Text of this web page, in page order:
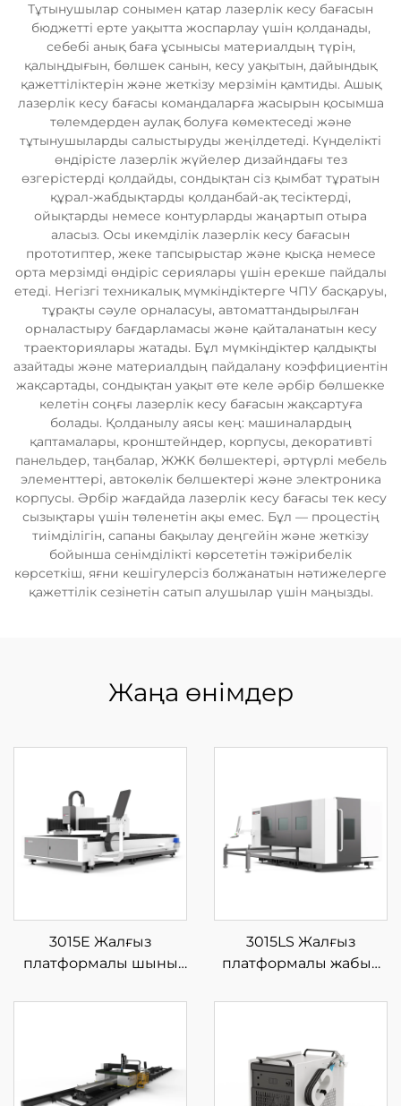
Тұтынушылар сонымен қатар лазерлік кесу бағасын
бюджетті ерте уақытта жоспарлау үшін қолданады,
себебі анық баға ұсынысы материалдың түрін,
қалыңдығын, бөлшек санын, кесу уақытын, дайындық
қажеттіліктерін және жеткізу мерзімін қамтиды. Ашық
лазерлік кесу бағасы командаларға жасырын қосымша
төлемдерден аулақ болуға көмектеседі және
тұтынушыларды салыстыруды жеңілдетеді. Күнделікті
өндірісте лазерлік жүйелер дизайндағы тез
өзгерістерді қолдайды, сондықтан сіз қымбат тұратын
құрал-жабдықтарды қолданбай-ақ тесіктерді,
ойықтарды немесе контурларды жаңартып отыра
аласыз. Осы икемділік лазерлік кесу бағасын
прототиптер, жеке тапсырыстар және қысқа немесе
орта мерзімді өндіріс сериялары үшін ерекше пайдалы
етеді. Негізгі техникалық мүмкіндіктерге ЧПУ басқаруы,
тұрақты сәуле орналасуы, автоматтандырылған
орналастыру бағдарламасы және қайталанатын кесу
траекториялары жатады. Бұл мүмкіндіктер қалдықты
азайтады және материалдың пайдалану коэффициентін
жақсартады, сондықтан уақыт өте келе әрбір бөлшекке
келетін соңғы лазерлік кесу бағасын жақсартуға
болады. Қолданылу аясы кең: машиналардың
қаптамалары, кронштейндер, корпусы, декоративті
панельдер, таңбалар, ЖЖК бөлшектері, әртүрлі мебель
элементтері, автокөлік бөлшектері және электроника
корпусы. Әрбір жағдайда лазерлік кесу бағасы тек кесу
сызықтары үшін төленетін ақы емес. Бұл — процестің
тиімділігін, сапаны бақылау деңгейін және жеткізу
бойынша сенімділікті көрсететін тәжірибелік
көрсеткіш, яғни кешігулерсіз болжанатын нәтижелерге
қажеттілік сезінетін сатып алушылар үшін маңызды.
Жаңа өнімдер
3015E Жалғыз
платформалы шыны
машинасы
3015LS Жалғыз
платформалы жабық
лазерлі кесу